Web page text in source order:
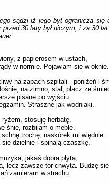
sądzi iż jego byt ogranicza się
przed 30 laty był niczym, i za 30
z papierosem w ustach,
w normie. Pojawiam się w oknie.
na zapach szpitali - poniżeń i
na zimno, stal, płacz ze
pisane po wyjściu.
Straszne jak wodniaki.
stosuję herbatę.
śnie, rozbijam o meble.
trochę, naskórek mi więdnie.
się dzielnie i spinają czaszkę.
jakaś dobra płyta,
lecz zawsze tor chwyta. Budzę
zamieram w strachu.